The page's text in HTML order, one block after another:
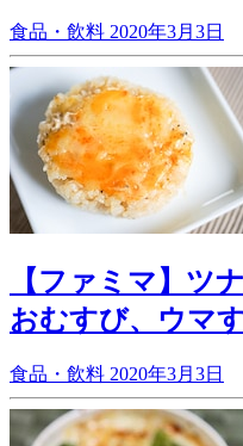
食品・飲料 2020年3月3日
【ファミマ】ツ
おむすび、ウマ
食品・飲料 2020年3月3日